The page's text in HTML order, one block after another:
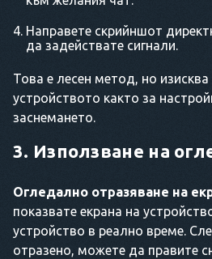
Направете скрийншот
да задействате сигнали.
Това е лесен метод, но
устройството както за
заснемането.
3. Използване на
Огледално отразяване на
показвате екрана на
устройство в реално време.
отразено, можете да правите